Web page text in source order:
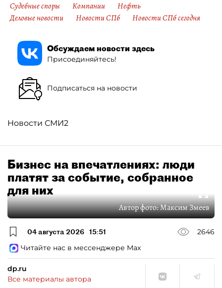
Судебные споры
Компании
Нефть
Деловые новости
Новости СПб Новости СПб сегодня
Обсуждаем новости здесь
Присоединяйтесь!
Подписаться на новости
Новости СМИ2
Бизнес на впечатлениях: люди
платят за событие, собранное
для них
Автор фото:Максим Змеев
04 августа 2026 15:51
2646
Читайте нас в мессенджере Max
dp.ru
Все материалы автора